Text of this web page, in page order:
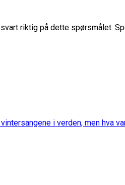
riktig på dette spørsmålet.
i verden, men hva